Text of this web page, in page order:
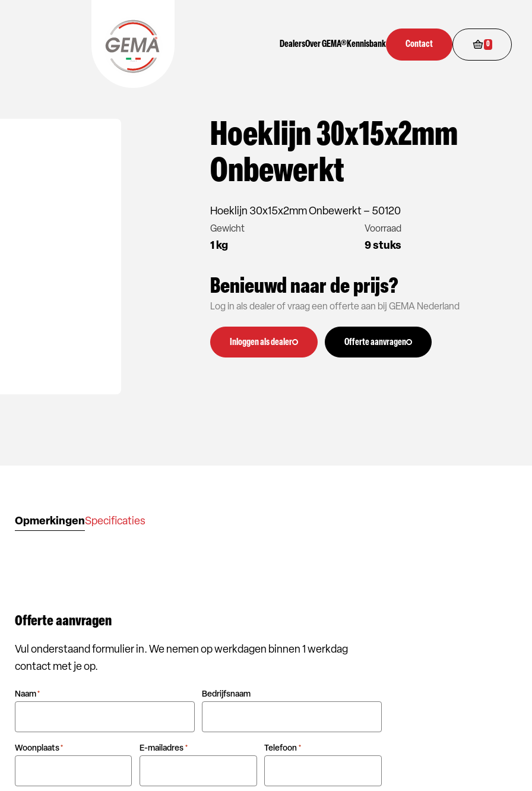
DealersOver GEMA®Kennisbank Contact 0
Hoeklijn 30x15x2mm
Onbewerkt
Hoeklijn 30x15x2mm Onbewerkt – 50120
Gewicht
1 kg
Voorraad
9 stuks
Benieuwd naar de prijs?
Log in als dealer of vraag een offerte aan bij GEMA Nederland
Inloggen als dealer Offerte aanvragen
OpmerkingenSpecificaties
Offerte aanvragen
Vul onderstaand formulier in. We nemen op werkdagen binnen 1 werkdag
contact met je op.
Naam* Bedrijfsnaam
Woonplaats* E-mailadres * Telefoon *